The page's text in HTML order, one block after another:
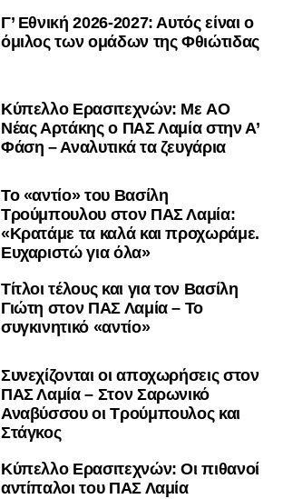
Γ’ Εθνική 2026-2027: Αυτός είναι ο
όμιλος των ομάδων της Φθιώτιδας
Kύπελλο Ερασιτεχνών: Με AO
Nέας Αρτάκης ο ΠΑΣ Λαμία στην Α’
Φάση – Αναλυτικά τα ζευγάρια
Το «αντίο» του Βασίλη
Τρούμπουλου στον ΠΑΣ Λαμία:
«Κρατάμε τα καλά και προχωράμε.
Ευχαριστώ για όλα»
Τίτλοι τέλους και για τον Βασίλη
Γιώτη στον ΠΑΣ Λαμία – Το
συγκινητικό «αντίο»
Συνεχίζονται οι αποχωρήσεις στον
ΠΑΣ Λαμία – Στον Σαρωνικό
Αναβύσσου οι Τρούμπουλος και
Στάγκος
Κύπελλο Ερασιτεχνών: Οι πιθανοί
αντίπαλοι του ΠΑΣ Λαμία